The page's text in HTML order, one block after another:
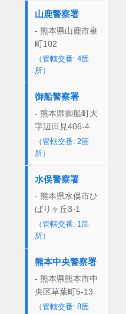
山鹿警察署
- 熊本県山鹿市泉
町102
（管轄交番: 4箇
所）
御船警察署
- 熊本県御船町大
字辺田見406-4
（管轄交番: 2箇
所）
水俣警察署
- 熊本県水俣市ひ
ばりヶ丘3-1
（管轄交番: 1箇
所）
熊本中央警察署
- 熊本県熊本市中
央区草葉町5-13
（管轄交番: 8箇